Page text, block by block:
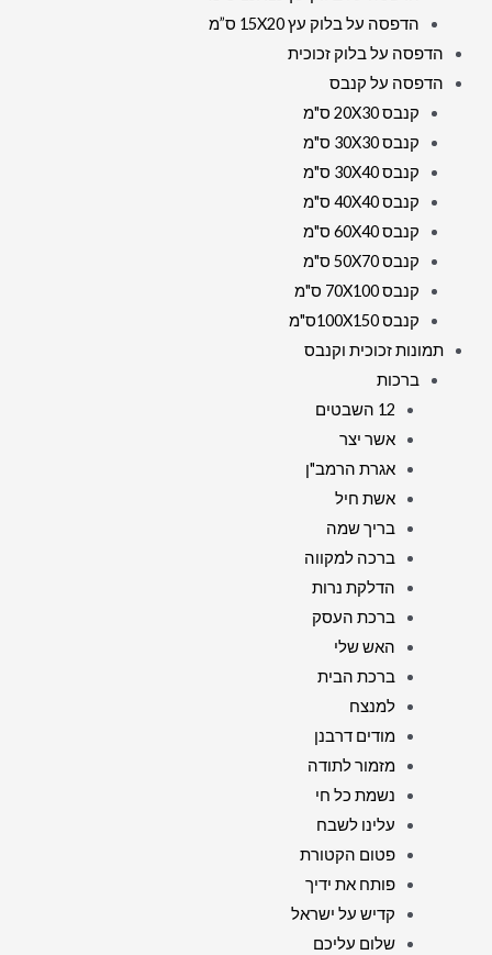
הדפסה על בלוק עץ 15X20 ס”מ
הדפסה על בלוק זכוכית
הדפסה על קנבס
קנבס 20X30 ס"מ
קנבס 30X30 ס"מ
קנבס 30X40 ס"מ
קנבס 40X40 ס"מ
קנבס 60X40 ס"מ
קנבס 50X70 ס"מ
קנבס 70X100 ס"מ
קנבס 100X150ס"מ
תמונות זכוכית וקנבס
ברכות
12 השבטים
אשר יצר
אגרת הרמב"ן
אשת חיל
בריך שמה
ברכה למקווה
הדלקת נרות
ברכת העסק
האש שלי
ברכת הבית
למנצח
מודים דרבנן
מזמור לתודה
נשמת כל חי
עלינו לשבח
פטום הקטורת
פותח את ידיך
קדיש על ישראל
שלום עליכם
לַחֲזוֹת
בְּנֹעַם
ה'וּלְבַקֵּר
בְּהֵיכָלוֹ"....על
קנבס
זכוכית